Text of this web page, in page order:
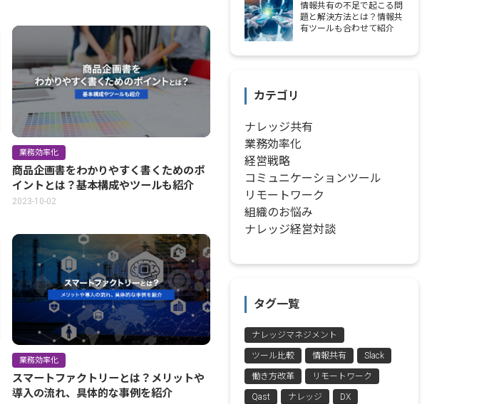
業務効率化
商品企画書をわかりやすく書くためのポ
イントとは？基本構成やツールも紹介
2023-10-02
業務効率化
スマートファクトリーとは？メリットや
導入の流れ、具体的な事例を紹介
情報共有の不足で起こる問
題と解決方法とは？情報共
有ツールも合わせて紹介
カテゴリ
ナレッジ共有
業務効率化
経営戦略
コミュニケーションツール
リモートワーク
組織のお悩み
ナレッジ経営対談
タグ一覧
ナレッジマネジメント
ツール比較 情報共有 Slack
働き方改革 リモートワーク
Qast ナレッジ DX